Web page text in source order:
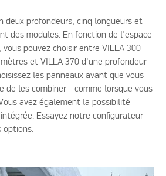
deux profondeurs, cinq longueurs et
des modules. En fonction de l'espace
pouvez choisir entre VILLA 300
et VILLA 370 d'une profondeur
les panneaux avant que vous
de les combiner - comme lorsque vous
avez également la possibilité
Essayez notre configurateur
options.